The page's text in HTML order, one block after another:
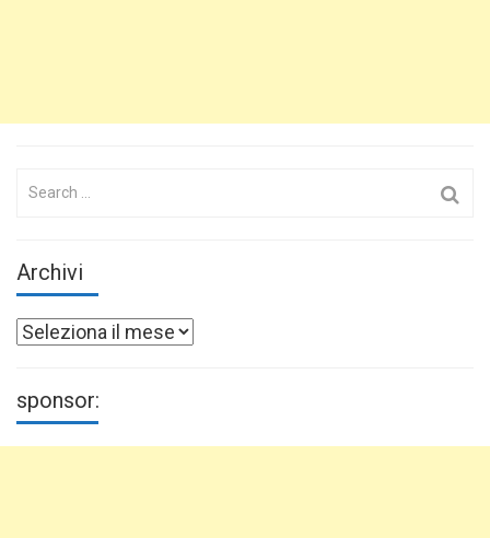
Search
Archivi
Archivi
sponsor: